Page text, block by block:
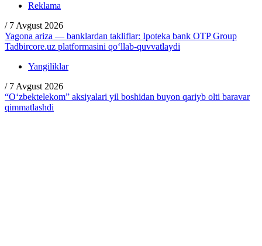
Reklama
/ 7 Avgust 2026
Yagona ariza — banklardan takliflar: Ipoteka bank OTP Group
Tadbircore.uz platformasini qo‘llab-quvvatlaydi
Yangiliklar
/ 7 Avgust 2026
“O‘zbektelekom” aksiyalari yil boshidan buyon qariyb olti baravar
qimmatlashdi